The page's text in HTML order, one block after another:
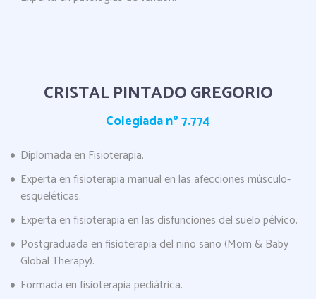
CRISTAL PINTADO GREGORIO
Colegiada nº 7.774
Diplomada en Fisioterapia.
Experta en fisioterapia manual en las afecciones músculo-
esqueléticas.
Experta en fisioterapia en las disfunciones del suelo pélvico.
Postgraduada en fisioterapia del niño sano (Mom & Baby
Global Therapy).
Formada en fisioterapia pediátrica.